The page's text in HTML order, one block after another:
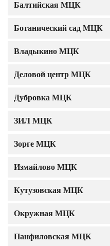
Балтийская МЦК
Ботанический сад МЦК
Владыкино МЦК
Деловой центр МЦК
Дубровка МЦК
ЗИЛ МЦК
Зорге МЦК
Измайлово МЦК
Кутузовская МЦК
Окружная МЦК
Панфиловская МЦК